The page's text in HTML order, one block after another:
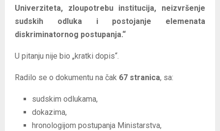
Univerziteta, zloupotrebu institucija, neizvršenje
sudskih odluka i postojanje elemenata
diskriminatornog postupanja.“
U pitanju nije bio „kratki dopis“.
Radilo se o dokumentu na čak 67 stranica, sa:
sudskim odlukama,
dokazima,
hronologijom postupanja Ministarstva,